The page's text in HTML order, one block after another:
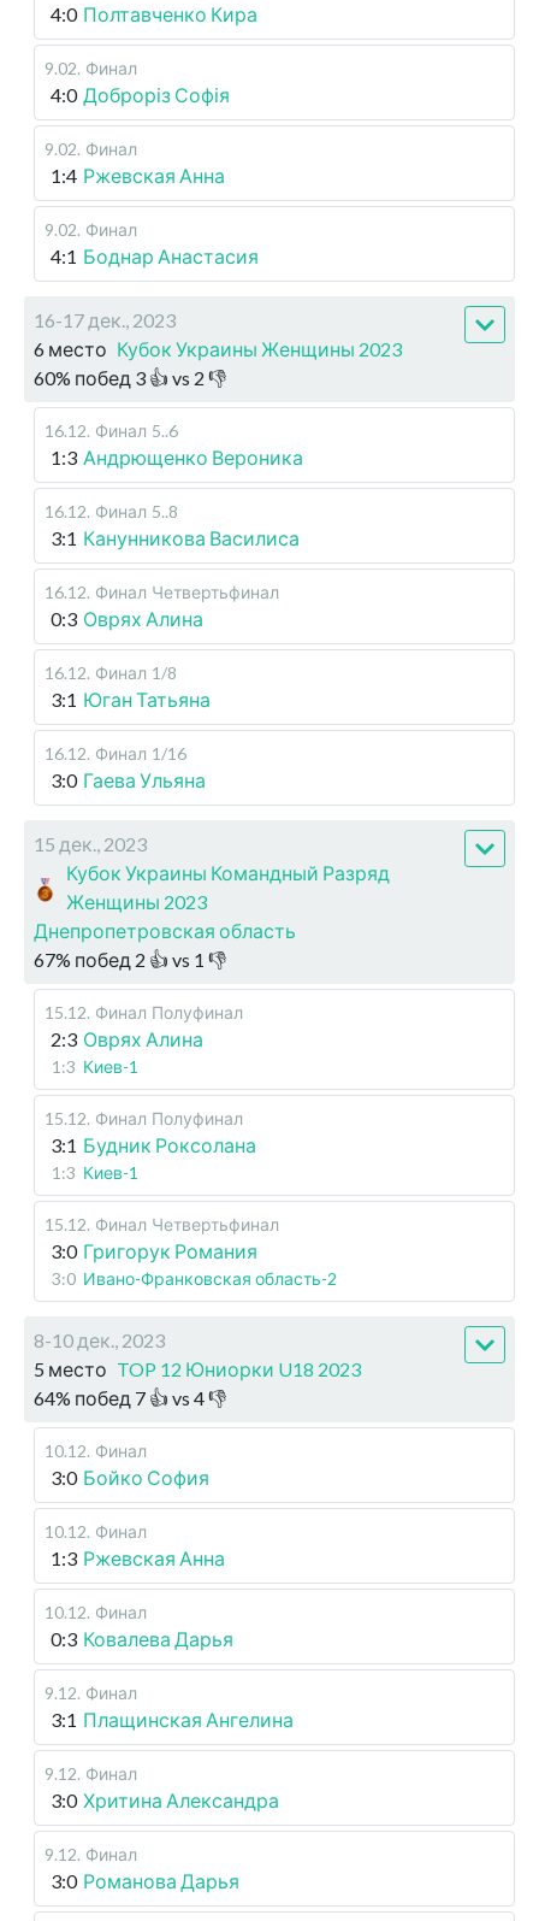
4:0 Полтавченко Кира
9.02. Финал
4:0 Доброріз Софія
9.02. Финал
1:4 Ржевская Анна
9.02. Финал
4:1 Боднар Анастасия
16-17 дек., 2023
6 место Кубок Украины Женщины 2023
60% побед 3 👍 vs 2 👎
16.12. Финал 5..6
1:3 Андрющенко Вероника
16.12. Финал 5..8
3:1 Канунникова Василиса
16.12. Финал Четвертьфинал
0:3 Оврях Алина
16.12. Финал 1/8
3:1 Юган Татьяна
16.12. Финал 1/16
3:0 Гаева Ульяна
15 дек., 2023
Кубок Украины Командный Разряд
Женщины 2023
Днепропетровская область
67% побед 2 👍 vs 1 👎
15.12. Финал Полуфинал
2:3 Оврях Алина
1:3 Киев-1
15.12. Финал Полуфинал
3:1 Будник Роксолана
1:3 Киев-1
15.12. Финал Четвертьфинал
3:0 Григорук Романия
3:0 Ивано-Франковская область-2
8-10 дек., 2023
5 место TOP 12 Юниорки U18 2023
64% побед 7 👍 vs 4👎
10.12. Финал
3:0 Бойко София
10.12. Финал
1:3 Ржевская Анна
10.12. Финал
0:3 Ковалева Дарья
9.12. Финал
3:1 Плащинская Ангелина
9.12. Финал
3:0 Хритина Александра
9.12. Финал
3:0 Романова Дарья